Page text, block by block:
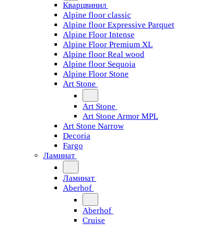
Кварцвинил
Alpine floor classic
Alpine floor Expressive Parquet
Alpine Floor Intense
Alpine Floor Premium XL
Alpine floor Real wood
Alpine floor Sequoia
Alpine Floor Stone
Art Stone
Art Stone
Art Stone Armor MPL
Art Stone Narrow
Decoria
Fargo
Ламинат
Ламинат
Aberhof
Aberhof
Cruise